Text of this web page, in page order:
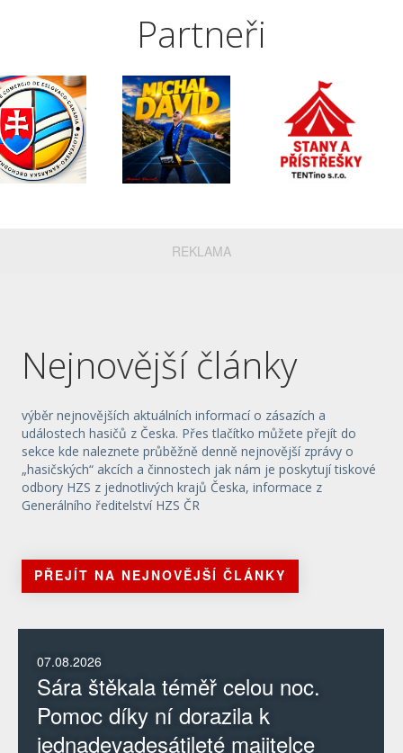
Partneři
REKLAMA
Nejnovější články
výběr nejnovějších aktuálních informací o zásazích a
událostech hasičů z Česka. Přes tlačítko můžete přejít do
sekce kde naleznete průběžně denně nejnovější zprávy o
„hasičských“ akcích a činnostech jak nám je poskytují tiskové
odbory HZS z jednotlivých krajů Česka, informace z
Generálního ředitelství HZS ČR
PŘEJÍT NA NEJNOVĚJŠÍ ČLÁNKY
07.08.2026
Sára štěkala téměř celou noc.
Pomoc díky ní dorazila k
jednadevadesátileté majitelce